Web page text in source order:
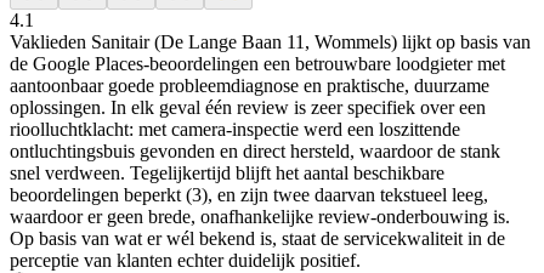
4.1
Vaklieden Sanitair (De Lange Baan 11, Wommels) lijkt op basis van
de Google Places-beoordelingen een betrouwbare loodgieter met
aantoonbaar goede probleemdiagnose en praktische, duurzame
oplossingen. In elk geval één review is zeer specifiek over een
rioolluchtklacht: met camera-inspectie werd een loszittende
ontluchtingsbuis gevonden en direct hersteld, waardoor de stank
snel verdween. Tegelijkertijd blijft het aantal beschikbare
beoordelingen beperkt (3), en zijn twee daarvan tekstueel leeg,
waardoor er geen brede, onafhankelijke review-onderbouwing is.
Op basis van wat er wél bekend is, staat de servicekwaliteit in de
perceptie van klanten echter duidelijk positief.